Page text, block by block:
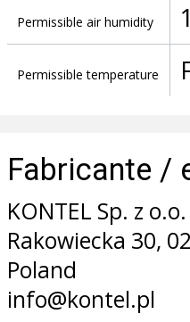
Permissible air humidity
Permissible temperature
Fabricante /
KONTEL Sp. z
Rakowiecka 30,
Poland
info@kontel.pl